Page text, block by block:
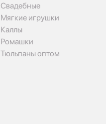
Свадебные
Мягкие игрушки
Каллы
Ромашки
Тюльпаны оптом